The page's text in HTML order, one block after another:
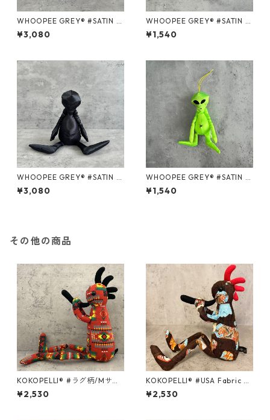
WHOOPEE GREY® #SATIN P
URPLE/Mサイズ
¥3,080
WHOOPEE GREY® #SATIN P
URPLE/Sサイズ
¥1,540
WHOOPEE GREY® #SATIN B
LACK/Mサイズ
¥3,080
WHOOPEE GREY® #SATIN G
REEN/Sサイズ
¥1,540
その他の商品
KOKOPELLI® #ラグ柄/Mサイ
ズ
¥2,530
KOKOPELLI® #USA Fabric se
ries ＃133/Mサイズ
¥2,530